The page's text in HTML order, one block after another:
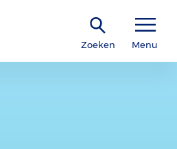
Zoeken Menu